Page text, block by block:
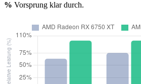
% Vorsprung klar durch.